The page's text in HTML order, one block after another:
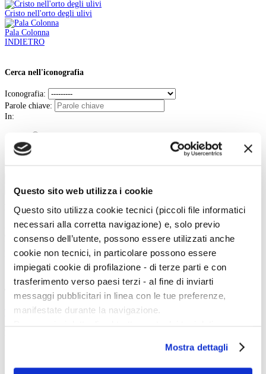
Questo sito web utilizza i cookie
Questo sito utilizza cookie tecnici (piccoli file informatici
necessari alla corretta navigazione) e, solo previo
consenso dell’utente, possono essere utilizzati anche
cookie non tecnici, in particolare possono essere
impiegati cookie di profilazione - di terze parti e con
trasferimento verso paesi terzi - al fine di inviarti
messaggi pubblicitari in linea con le tue preferenze,
manifestate durante la navigazione.
scelte privacy sui cookie, ti invitiamo a prendere visione
dell’informativa cookie.
Mostra dettagli
Cristo nell'orto degli ulivi
Pala Colonna
INDIETRO
Cerca nell'iconografia
Iconografia:
Parole chiave:
In:
La vita e le opere dei grandi artisti dal Duecento al Novecento.
Art History è la sezione di Artedossier.it dedicata ai grandi artisti del passato
e ai loro capolavori.
Una straordinaria occasione per incontrare i grandi maestri d'arte, conoscere
la loro vita, gli eventi e gli incontri che hanno segnato la loro esistenza.
Tweets di @artedossier